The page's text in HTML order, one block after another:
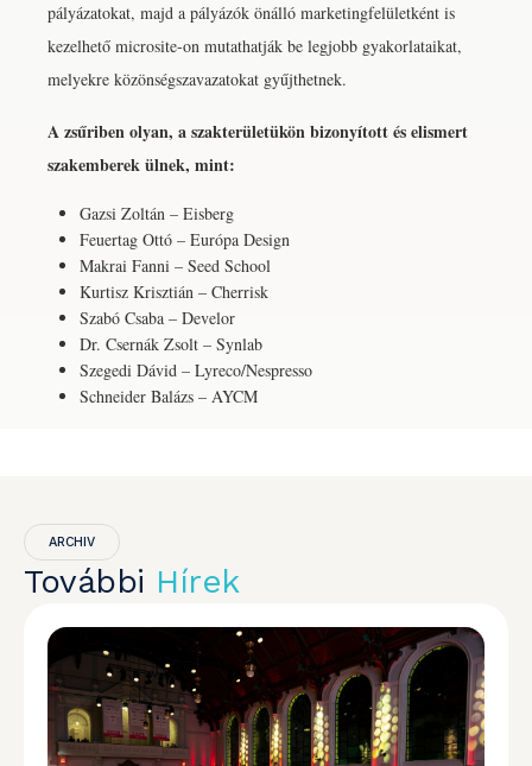
pályázatokat, majd a pályázók önálló marketingfelületként is
kezelhető microsite-on mutathatják be legjobb gyakorlataikat,
melyekre közönségszavazatokat gyűjthetnek.
A zsűriben olyan, a szakterületükön bizonyított és elismert
szakemberek ülnek, mint:
Gazsi Zoltán – Eisberg
Feuertag Ottó – Európa Design
Makrai Fanni – Seed School
Kurtisz Krisztián – Cherrisk
Szabó Csaba – Develor
Dr. Csernák Zsolt – Synlab
Szegedi Dávid – Lyreco/Nespresso
Schneider Balázs – AYCM
ARCHIV
További Hírek